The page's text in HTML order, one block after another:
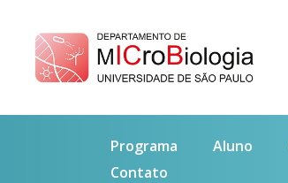
Programa Aluno
Contato